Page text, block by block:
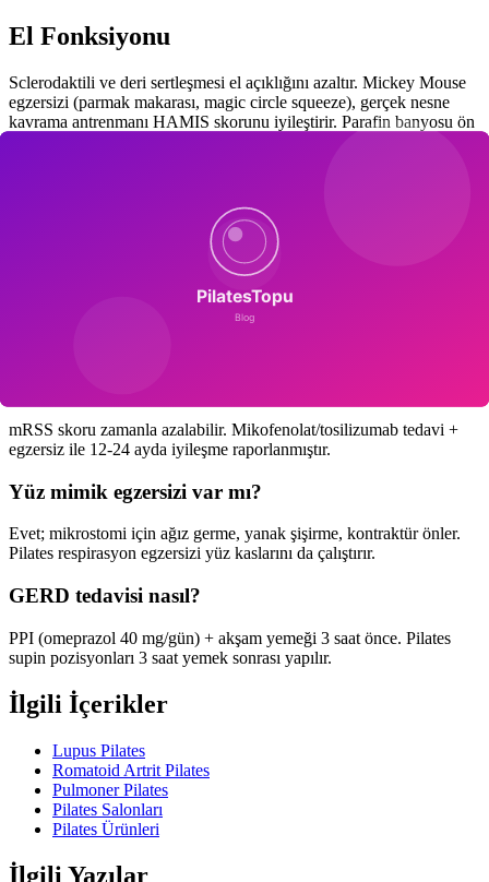
El Fonksiyonu
Sclerodaktili ve deri sertleşmesi el açıklığını azaltır. Mickey Mouse
egzersizi (parmak makarası, magic circle squeeze), gerçek nesne
kavrama antrenmanı HAMIS skorunu iyileştirir. Parafin banyosu ön
İnterstisyel akciğer hastalığı %40-75, pulmoner HT %10-15 hastada.
Egzersiz öncesi HRCT, ekokardiyografi şarttır. DLCO <60% ise
pulmoner rehabilitasyon konsültasyonu. Reflü nedeniyle inverted
mRSS skoru zamanla azalabilir. Mikofenolat/tosilizumab tedavi +
egzersiz ile 12-24 ayda iyileşme raporlanmıştır.
Yüz mimik egzersizi var mı?
Evet; mikrostomi için ağız germe, yanak şişirme, kontraktür önler.
Pilates respirasyon egzersizi yüz kaslarını da çalıştırır.
GERD tedavisi nasıl?
PPI (omeprazol 40 mg/gün) + akşam yemeği 3 saat önce. Pilates
supin pozisyonları 3 saat yemek sonrası yapılır.
İlgili İçerikler
Lupus Pilates
Romatoid Artrit Pilates
Pulmoner Pilates
Pilates Salonları
Pilates Ürünleri
İlgili Yazılar